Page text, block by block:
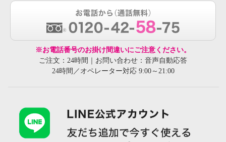
※お電話番号のお掛け間違いにご注意ください。
ご注文：24時間｜お問い合わせ：音声自動応答
24時間／オペレーター対応 9:00～21:00